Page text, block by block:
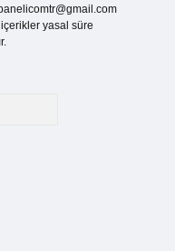
yasal süre